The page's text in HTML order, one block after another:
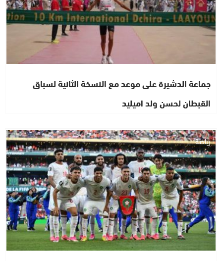
جماعة الدشيرة على موعد مع النسخة الثانية لسباق
القبطان لحسن ولد اميليد
رياضة